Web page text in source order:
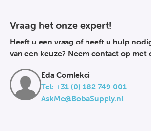
Vraag het onze expert!
Heeft u een vraag of heeft u hulp
van een keuze? Neem contact op met
Eda Comlekci
Tel: +31 (0) 182 749 001
AskMe@BobaSupply.nl